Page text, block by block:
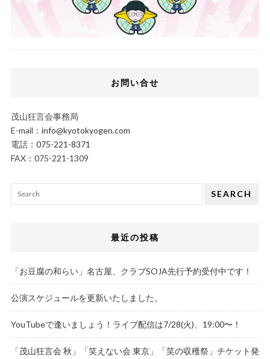
お問い合せ
茂山狂言会事務局
E-mail： info@kyotokyogen.com
電話： 075-221-8371
FAX：075-221-1309
SEARCH
最近の投稿
「お豆腐の和らい」名古屋、クラブSOJA先行予約受付中です！
公演スケジュールを更新いたしました。
YouTubeで逢いましょう！ライブ配信は7/28(火)、19:00〜！
「茂山狂言会 秋」「笑えない会 東京」「笑の収穫祭」チケット発